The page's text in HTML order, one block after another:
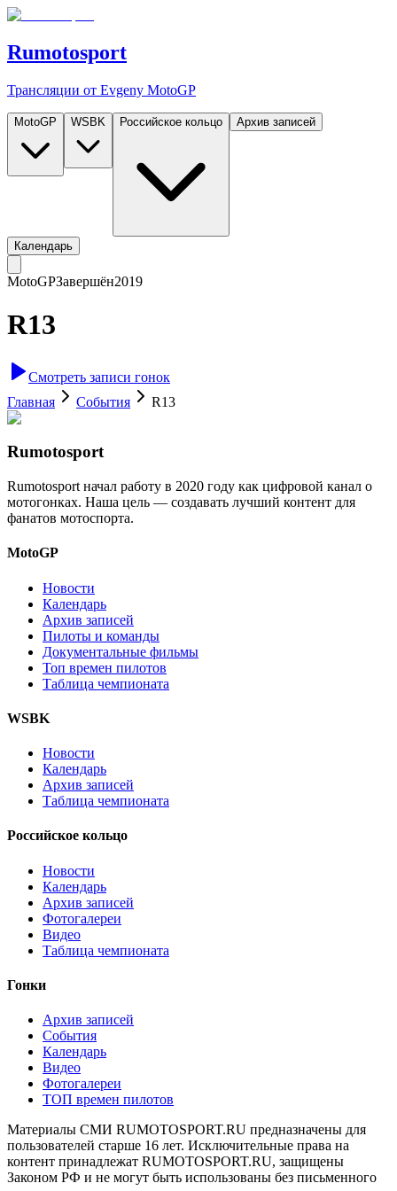
Rumotosport
Трансляции от Evgeny MotoGP
MotoGP WSBK Российское кольцо Архив записей
Календарь
MotoGPЗавершён2019
R13
Смотреть записи гонок
Главная
События R13
Rumotosport
Rumotosport начал работу в 2020 году как цифровой канал о
мотогонках. Наша цель — создавать лучший контент для
фанатов мотоспорта.
MotoGP
Новости
Календарь
Архив записей
Пилоты и команды
Документальные фильмы
Топ времен пилотов
Таблица чемпионата
WSBK
Новости
Календарь
Архив записей
Таблица чемпионата
Российское кольцо
Новости
Календарь
Архив записей
Фотогалереи
Видео
Таблица чемпионата
Гонки
Архив записей
События
Календарь
Видео
Фотогалереи
ТОП времен пилотов
Материалы СМИ RUMOTOSPORT.RU предназначены для
пользователей старше 16 лет. Исключительные права на
контент принадлежат RUMOTOSPORT.RU, защищены
Законом РФ и не могут быть использованы без письменного